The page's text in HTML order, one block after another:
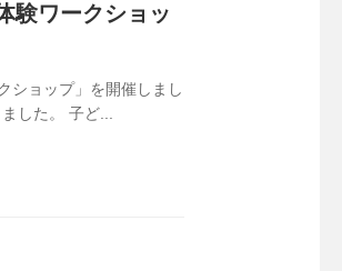
験ワークショッ
ショップ」を開催しまし
した。 子ど...